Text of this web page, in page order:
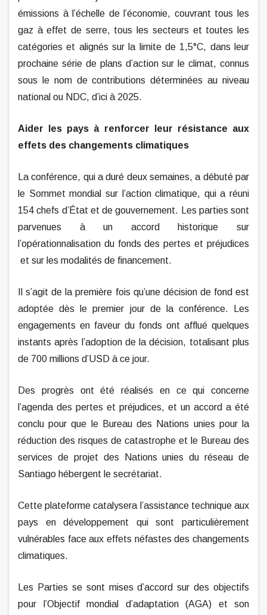
émissions à l’échelle de l’économie, couvrant tous les
gaz à effet de serre, tous les secteurs et toutes les
catégories et alignés sur la limite de 1,5°C, dans leur
prochaine série de plans d’action sur le climat, connus
sous le nom de contributions déterminées au niveau
national ou NDC, d’ici à 2025.
Aider les pays à renforcer leur résistance aux
effets des changements climatiques
La conférence, qui a duré deux semaines, a débuté par
le Sommet mondial sur l’action climatique, qui a réuni
154 chefs d’État et de gouvernement. Les parties sont
parvenues à un accord historique sur
l’opérationnalisation du fonds des pertes et préjudices
et sur les modalités de financement.
Il s’agit de la première fois qu’une décision de fond est
adoptée dès le premier jour de la conférence. Les
engagements en faveur du fonds ont afflué quelques
instants après l’adoption de la décision, totalisant plus
de 700 millions d’USD à ce jour.
Des progrès ont été réalisés en ce qui concerne
l’agenda des pertes et préjudices, et un accord a été
conclu pour que le Bureau des Nations unies pour la
réduction des risques de catastrophe et le Bureau des
services de projet des Nations unies du réseau de
Santiago hébergent le secrétariat.
Cette plateforme catalysera l’assistance technique aux
pays en développement qui sont particulièrement
vulnérables face aux effets néfastes des changements
climatiques.
Les Parties se sont mises d’accord sur des objectifs
pour l’Objectif mondial d’adaptation (AGA) et son